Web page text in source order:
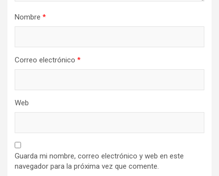
Nombre *
Correo electrónico *
Web
Guarda mi nombre, correo electrónico y web en este
navegador para la próxima vez que comente.